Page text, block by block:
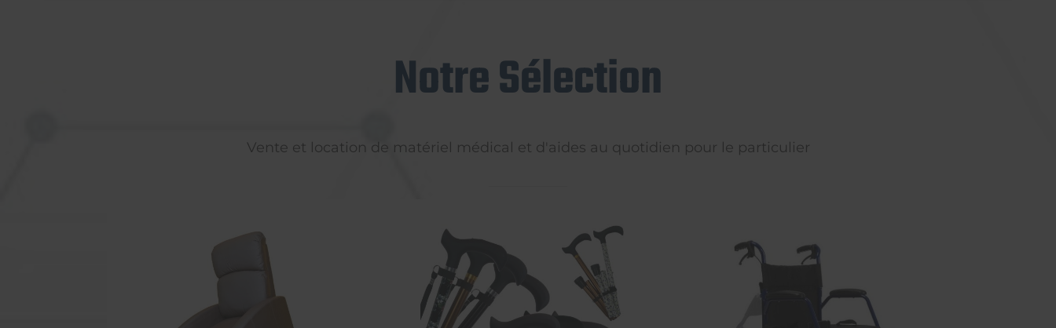
Notre Sélection
Vente et location de matériel médical et d'aides au quotidien pour le particulier